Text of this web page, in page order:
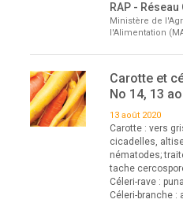
RAP -
Ministère de
l'Alimentation
Carotte et
No 14, 13
13 août 2020
Carotte : vers
cicadelles,
nématodes;
tache
Céleri-rave :
Céleri-branche